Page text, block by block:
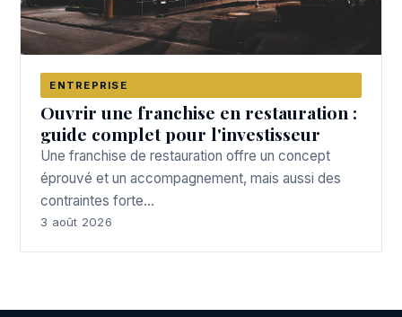
ENTREPRISE
Ouvrir une franchise en restauration :
guide complet pour l'investisseur
Une franchise de restauration offre un concept
éprouvé et un accompagnement, mais aussi des
contraintes forte…
3 août 2026